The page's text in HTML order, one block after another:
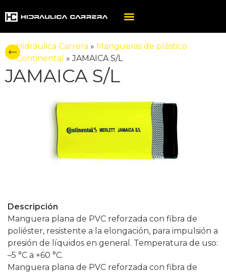
Hidráulica Carrera » Mangueras de plástico
Continental »JAMAICA S/L
JAMAICA S/L
Descripción
Manguera plana de PVC reforzada con fibra de
poliéster, resistente a la elongación, para impulsión a
presión de líquidos en general. Temperatura de uso:
–5 °C a +60 °C.
Manguera plana de PVC reforzada con fibra de